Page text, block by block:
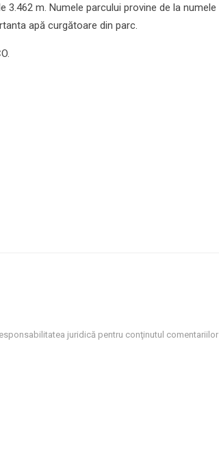
3.462 m. Numele parcului provine de la numele
apă curgătoare din parc.
juridică pentru conţinutul comentariilor